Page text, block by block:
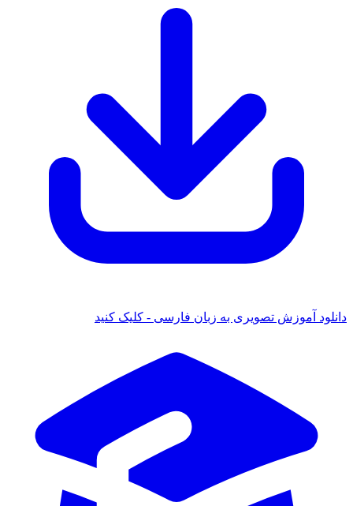
آموزش تصویری به زبان فارسی - کلیک کنید